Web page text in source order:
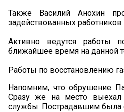
Также Василий Анохин
задействованных работников
Активно ведутся работы
ближайшее время на данной
Работы по восстановлению
Напомним, что обрушение
Сразу же на место выехал
службы. Пострадавшим была